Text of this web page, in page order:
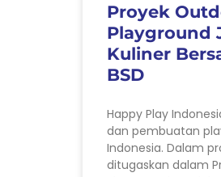
Proyek
Playground
Kuliner
BSD
Happy Play
dan pembuatan
Indonesia. Dalam
ditugaskan dalam